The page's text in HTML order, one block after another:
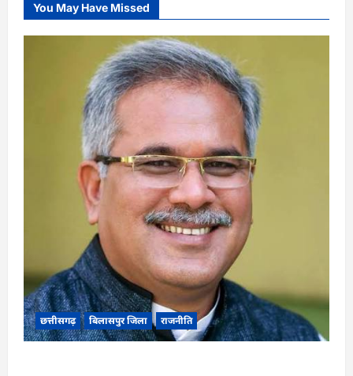
You May Have Missed
छत्तीसगढ़ बिलासपुर जिला राजनीति